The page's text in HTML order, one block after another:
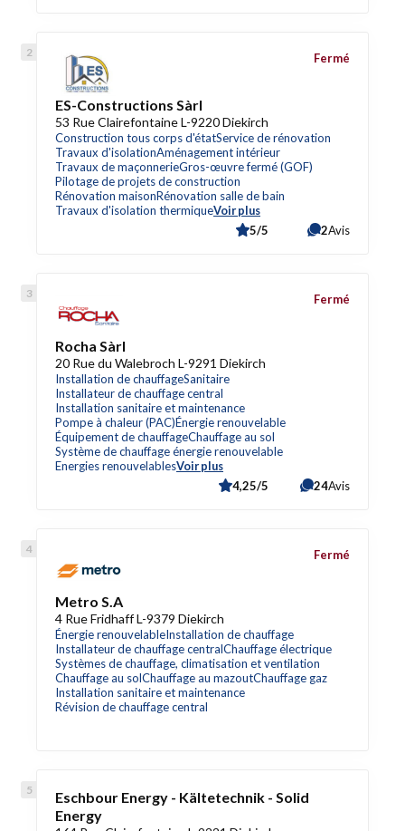
ES-Constructions Sàrl
53 Rue Clairefontaine L-9220 Diekirch
Construction tous corps d'étatService de rénovation
Travaux d'isolationAménagement intérieur
Travaux de maçonnerieGros-œuvre fermé (GOF)
Pilotage de projets de construction
Rénovation maisonRénovation salle de bain
Travaux d'isolation thermiqueVoir plus
Fermé
5/5 2Avis
Rocha Sàrl
20 Rue du Walebroch L-9291 Diekirch
Installation de chauffageSanitaire
Installateur de chauffage central
Installation sanitaire et maintenance
Pompe à chaleur (PAC)Énergie renouvelable
Équipement de chauffageChauffage au sol
Système de chauffage énergie renouvelable
Energies renouvelablesVoir plus
Fermé
4,25/5 24Avis
Metro S.A
4 Rue Fridhaff L-9379 Diekirch
Énergie renouvelableInstallation de chauffage
Installateur de chauffage centralChauffage électrique
Systèmes de chauffage, climatisation et ventilation
Chauffage au solChauffage au mazoutChauffage gaz
Installation sanitaire et maintenance
Révision de chauffage central
Fermé
Eschbour Energy - Kältetechnik - Solid
Energy